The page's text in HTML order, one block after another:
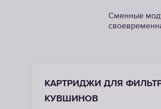
Сменные
КАРТРИДЖИ ДЛЯ
КУВШИНОВ